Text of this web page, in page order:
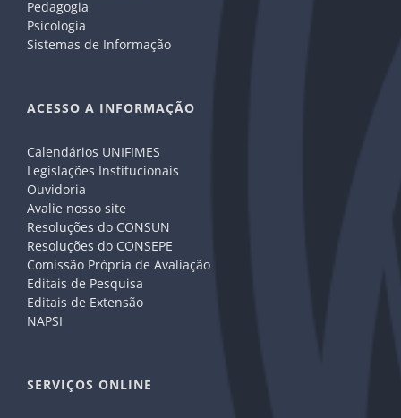
Pedagogia
Psicologia
Sistemas de Informação
ACESSO A INFORMAÇÃO
Calendários UNIFIMES
Legislações Institucionais
Ouvidoria
Avalie nosso site
Resoluções do CONSUN
Resoluções do CONSEPE
Comissão Própria de Avaliação
Editais de Pesquisa
Editais de Extensão
NAPSI
SERVIÇOS ONLINE